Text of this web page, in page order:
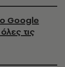
Google
τις